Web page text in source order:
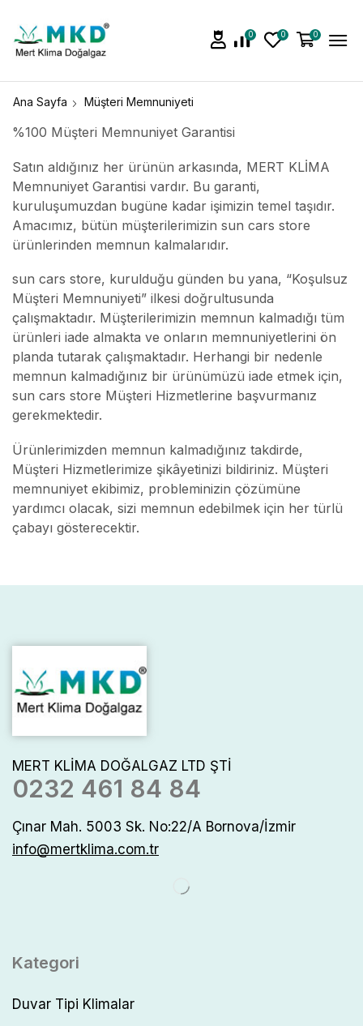
0 0 0
Ana Sayfa Müşteri Memnuniyeti
%100 Müşteri Memnuniyet Garantisi
Satın aldığınız her ürünün arkasında, MERT KLİMA
Memnuniyet Garantisi vardır. Bu garanti,
kuruluşumuzdan bugüne kadar işimizin temel taşıdır.
Amacımız, bütün müşterilerimizin sun cars store
ürünlerinden memnun kalmalarıdır.
sun cars store, kurulduğu günden bu yana, “Koşulsuz
Müşteri Memnuniyeti” ilkesi doğrultusunda
çalışmaktadır. Müşterilerimizin memnun kalmadığı tüm
ürünleri iade almakta ve onların memnuniyetlerini ön
planda tutarak çalışmaktadır. Herhangi bir nedenle
memnun kalmadığınız bir ürünümüzü iade etmek için,
sun cars store Müşteri Hizmetlerine başvurmanız
gerekmektedir.
Ürünlerimizden memnun kalmadığınız takdirde,
Müşteri Hizmetlerimize şikâyetinizi bildiriniz. Müşteri
memnuniyet ekibimiz, probleminizin çözümüne
yardımcı olacak, sizi memnun edebilmek için her türlü
çabayı gösterecektir.
MERT KLİMA DOĞALGAZ LTD ŞTİ
0232 461 84 84
Çınar Mah. 5003 Sk. No:22/A Bornova/İzmir
info@mertklima.com.tr
Kategori
Duvar Tipi Klimalar